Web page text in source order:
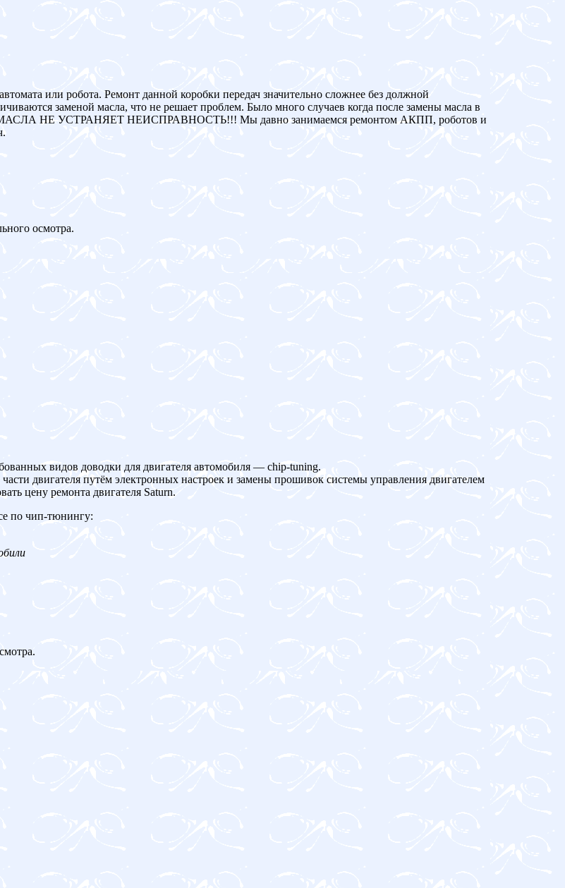
или робота. Ремонт данной коробки передач значительно сложнее без должной
заменой масла, что не решает проблем. Было много случаев когда после замены масла в
МАСЛА НЕ УСТРАНЯЕТ НЕИСПРАВНОСТЬ!!! Мы давно занимаемся ремонтом АКПП, роботов и
осмотра.
видов доводки для двигателя автомобиля — chip-tuning.
двигателя путём электронных настроек и замены прошивок системы управления двигателем
цену ремонта двигателя Saturn.
по чип-тюнингу: